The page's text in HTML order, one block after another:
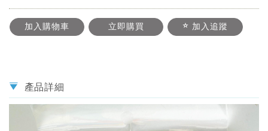
加入購物車 立即購買 加入追蹤
產品詳細